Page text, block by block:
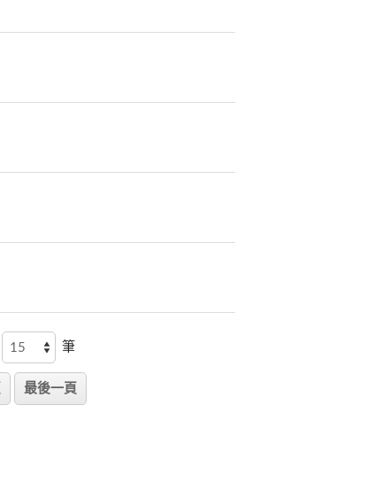
筆
最後一頁